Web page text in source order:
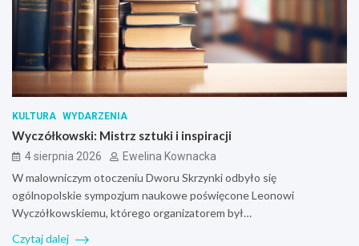
KULTURA WYDARZENIA
Wyczółkowski: Mistrz sztuki i inspiracji
4 sierpnia 2026 Ewelina Kownacka
W malowniczym otoczeniu Dworu Skrzynki odbyło się
ogólnopolskie sympozjum naukowe poświęcone Leonowi
Wyczółkowskiemu, którego organizatorem był…
Czytaj dalej